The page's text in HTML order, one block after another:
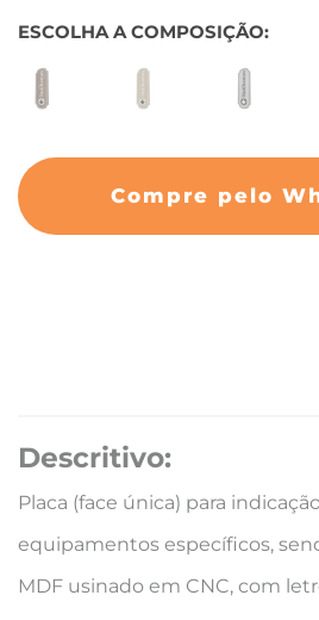
ESCOLHA A COMPOSIÇÃO
Compre pelo
Descritivo:
Placa (face única) para
equipamentos específicos,
MDF usinado em CNC, com